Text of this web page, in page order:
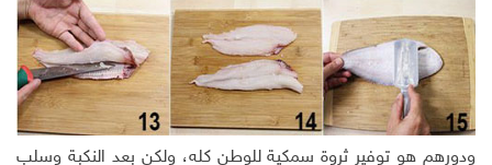
ودورهم هو توفير ثروة سمكية للوطن كله، ولكن بعد النكبة وسلب